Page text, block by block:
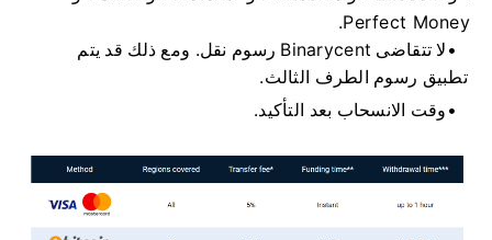
Perfect Money.
لا تتقاضى Binarycent رسوم نقل.
ومع ذلك قد يتم
تطبيق رسوم الطرف الثالث.
وقت الانسحاب بعد التأكيد.